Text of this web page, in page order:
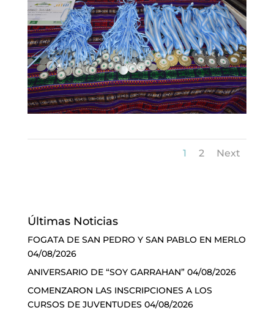
1 2 Next
Últimas Noticias
FOGATA DE SAN PEDRO Y SAN PABLO EN MERLO
04/08/2026
ANIVERSARIO DE “SOY GARRAHAN” 04/08/2026
COMENZARON LAS INSCRIPCIONES A LOS
CURSOS DE JUVENTUDES 04/08/2026